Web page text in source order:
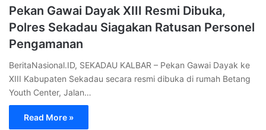
Pekan Gawai Dayak XIII Resmi Dibuka,
Polres Sekadau Siagakan Ratusan Personel
Pengamanan
BeritaNasional.ID, SEKADAU KALBAR – Pekan Gawai Dayak ke
XIII Kabupaten Sekadau secara resmi dibuka di rumah Betang
Youth Center, Jalan…
Read More »